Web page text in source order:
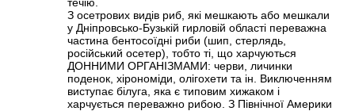
З осетрових видів риб, які мешкають або мешкали
у Дніпровсько-Бузькій гирловій області переважна
частина бентосоїдні риби (шип, стерлядь,
російський осетер), тобто ті, що харчуються
ДОННИМИ ОРГАНІЗМАМИ: черви, личинки
поденок, хірономіди, олігохети та ін. Виключенням
виступає білуга, яка є типовим хижаком і
харчується переважно рибою. З Північної Америки